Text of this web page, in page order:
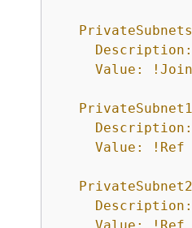
Description:
Value:
!Join
Description:
Value:
!Ref
Description: